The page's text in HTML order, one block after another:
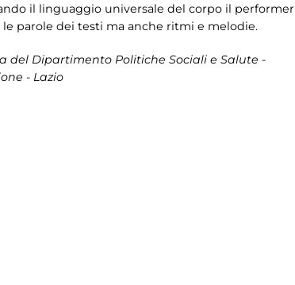
il linguaggio universale del corpo il performer
parole dei testi ma anche ritmi e melodie.
del Dipartimento Politiche Sociali e Salute -
- Lazio